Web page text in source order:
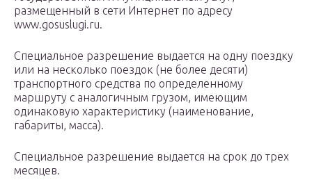
размещенный в сети Интернет по адресу
www.gosuslugi.ru.
Специальное разрешение выдается на одну поездку
или на несколько поездок (не более десяти)
транспортного средства по определенному
маршруту с аналогичным грузом, имеющим
одинаковую характеристику (наименование,
габариты, масса).
Специальное разрешение выдается на срок до трех
месяцев.